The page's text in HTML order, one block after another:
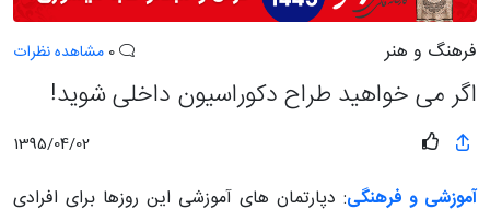
فرهنگ و هنر مشاهده نظرات
اگر می خواهید طراح دکوراسیون داخلی شوید!
1395/04/02
آموزشی و فرهنگی: دپارتمان های آموزشی این روزها برای افرادی